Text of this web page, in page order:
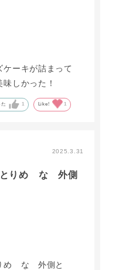
ーキが詰まって
しかった！
1 Like! 1
2025.3.31
りめ な 外側
め な 外側と